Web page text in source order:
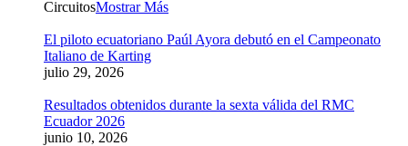
CircuitosMostrar Más
El piloto ecuatoriano Paúl Ayora debutó en el Campeonato
Italiano de Karting
julio 29, 2026
Resultados obtenidos durante la sexta válida del RMC
Ecuador 2026
junio 10, 2026